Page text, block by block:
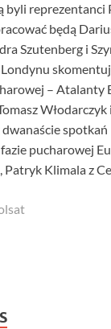
reprezentanci
będą
Szutenberg i
– Atalanty
pucharowej
Patryk Klimala z